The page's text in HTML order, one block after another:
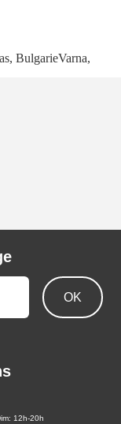
BulgarieVarna,
OK
12h-20h